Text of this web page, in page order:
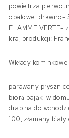
powietrza
opałowe:
FLAMME VERTE-
kraj produkcji:
Wkłady kominkowe
parawany
biorą pająki w
drabina do
100, złamany biały